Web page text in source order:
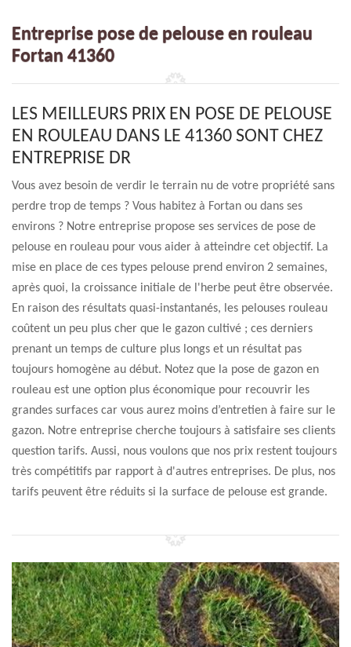
Entreprise pose de pelouse en rouleau
Fortan 41360
LES MEILLEURS PRIX EN POSE DE PELOUSE
EN ROULEAU DANS LE 41360 SONT CHEZ
ENTREPRISE DR
Vous avez besoin de verdir le terrain nu de votre propriété sans
perdre trop de temps ? Vous habitez à Fortan ou dans ses
environs ? Notre entreprise propose ses services de pose de
pelouse en rouleau pour vous aider à atteindre cet objectif. La
mise en place de ces types pelouse prend environ 2 semaines,
après quoi, la croissance initiale de l'herbe peut être observée.
En raison des résultats quasi-instantanés, les pelouses rouleau
coûtent un peu plus cher que le gazon cultivé ; ces derniers
prenant un temps de culture plus longs et un résultat pas
toujours homogène au début. Notez que la pose de gazon en
rouleau est une option plus économique pour recouvrir les
grandes surfaces car vous aurez moins d’entretien à faire sur le
gazon. Notre entreprise cherche toujours à satisfaire ses clients
question tarifs. Aussi, nous voulons que nos prix restent toujours
très compétitifs par rapport à d'autres entreprises. De plus, nos
tarifs peuvent être réduits si la surface de pelouse est grande.